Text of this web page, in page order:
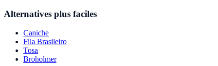
Alternatives plus faciles
Caniche
Fila Brasileiro
Tosa
Broholmer